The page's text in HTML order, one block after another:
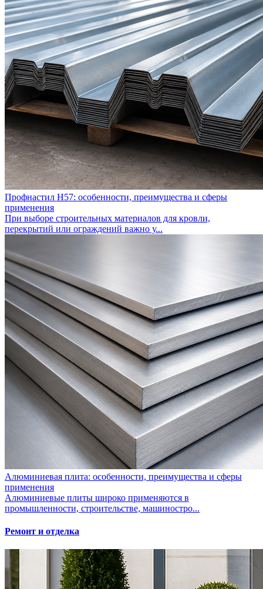
Профнастил Н57: особенности, преимущества и сферы
применения
При выборе строительных материалов для кровли,
перекрытий или ограждений важно у...
Алюминиевая плита: особенности, преимущества и сферы
применения
Алюминиевые плиты широко применяются в
промышленности, строительстве, машиностро...
Ремонт и отделка